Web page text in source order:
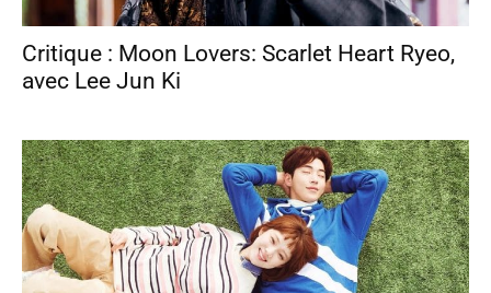
Critique : Moon Lovers: Scarlet Heart Ryeo,
avec Lee Jun Ki